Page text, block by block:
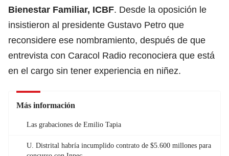
Bienestar Familiar, ICBF. Desde la oposición le
insistieron al presidente Gustavo Petro que
reconsidere ese nombramiento, después de que
entrevista con Caracol Radio reconociera que está
en el cargo sin tener experiencia en niñez.
Más información
Las grabaciones de Emilio Tapia
U. Distrital habría incumplido contrato de $5.600 millones para